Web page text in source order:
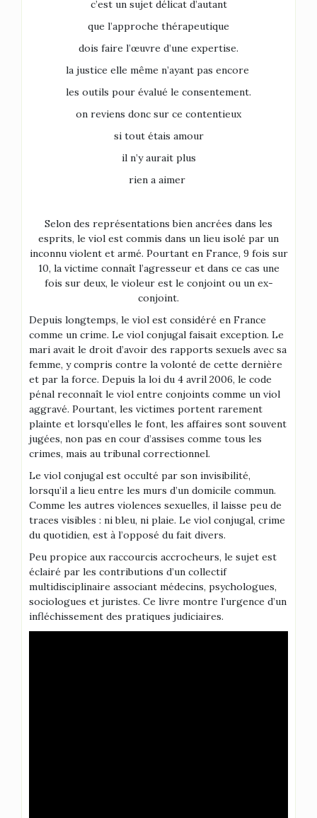
c’est un sujet délicat d’autant
que l’approche thérapeutique
dois faire l’œuvre d’une expertise.
la justice elle même n’ayant pas encore
les outils pour évalué le consentement.
on reviens donc sur ce contentieux
si tout étais amour
il n’y aurait plus
rien a aimer
Selon des représentations bien ancrées dans les
esprits, le viol est commis dans un lieu isolé par un
inconnu violent et armé. Pourtant en France, 9 fois sur
10, la victime connaît l’agresseur et dans ce cas une
fois sur deux, le violeur est le conjoint ou un ex-
conjoint.
Depuis longtemps, le viol est considéré en France
comme un crime. Le viol conjugal faisait exception. Le
mari avait le droit d’avoir des rapports sexuels avec sa
femme, y compris contre la volonté de cette dernière
et par la force. Depuis la loi du 4 avril 2006, le code
pénal reconnaît le viol entre conjoints comme un viol
aggravé. Pourtant, les victimes portent rarement
plainte et lorsqu’elles le font, les affaires sont souvent
jugées, non pas en cour d’assises comme tous les
crimes, mais au tribunal correctionnel.
Le viol conjugal est occulté par son invisibilité,
lorsqu’il a lieu entre les murs d’un domicile commun.
Comme les autres violences sexuelles, il laisse peu de
traces visibles : ni bleu, ni plaie. Le viol conjugal, crime
du quotidien, est à l’opposé du fait divers.
Peu propice aux raccourcis accrocheurs, le sujet est
éclairé par les contributions d’un collectif
multidisciplinaire associant médecins, psychologues,
sociologues et juristes. Ce livre montre l’urgence d’un
infléchissement des pratiques judiciaires.